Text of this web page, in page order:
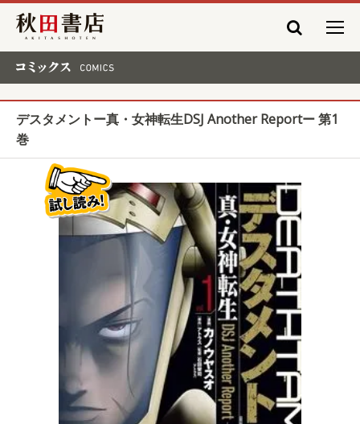
秋田書店
デスタメントー真・女神転生DSJ Another Reportー 第1
巻